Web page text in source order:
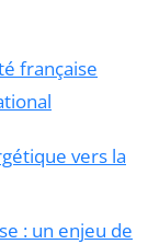
française
vers la
: un enjeu de